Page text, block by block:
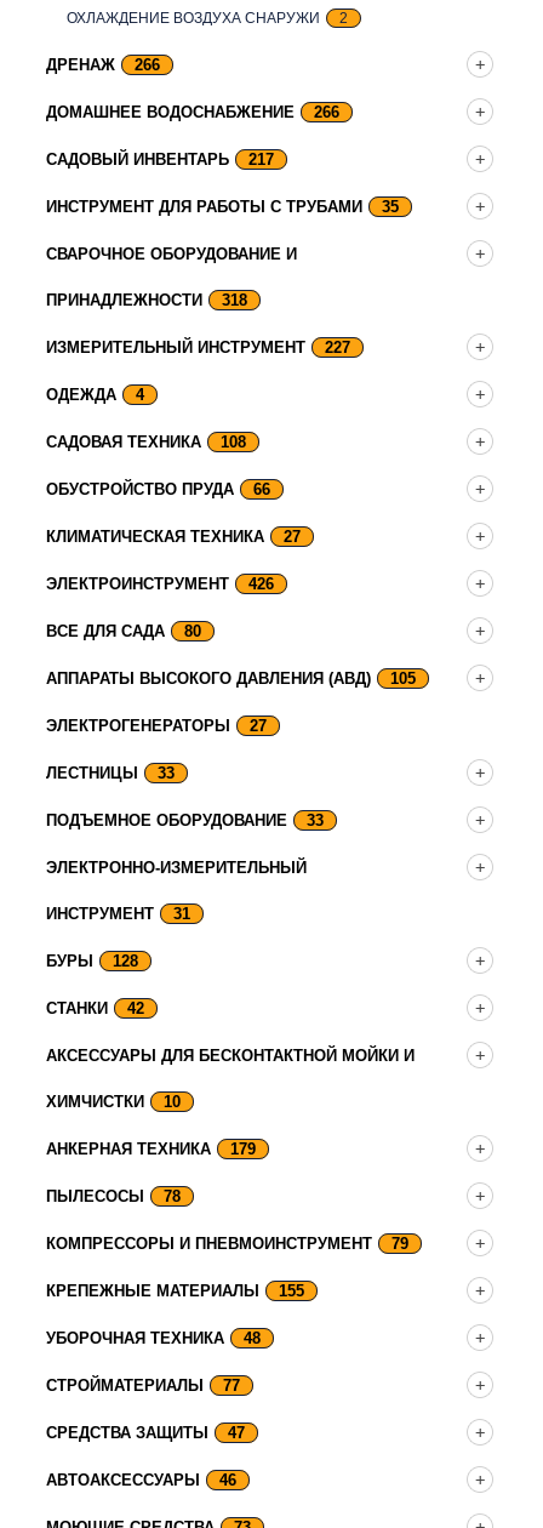
ОХЛАЖДЕНИЕ ВОЗДУХА СНАРУЖИ 2
ДРЕНАЖ 266
ДОМАШНЕЕ ВОДОСНАБЖЕНИЕ 266
САДОВЫЙ ИНВЕНТАРЬ 217
ИНСТРУМЕНТ ДЛЯ РАБОТЫ С ТРУБАМИ 35
СВАРОЧНОЕ ОБОРУДОВАНИЕ И
ПРИНАДЛЕЖНОСТИ 318
ИЗМЕРИТЕЛЬНЫЙ ИНСТРУМЕНТ 227
ОДЕЖДА 4
САДОВАЯ ТЕХНИКА 108
ОБУСТРОЙСТВО ПРУДА 66
КЛИМАТИЧЕСКАЯ ТЕХНИКА 27
ЭЛЕКТРОИНСТРУМЕНТ 426
ВСЕ ДЛЯ САДА 80
АППАРАТЫ ВЫСОКОГО ДАВЛЕНИЯ (АВД) 105
ЭЛЕКТРОГЕНЕРАТОРЫ 27
ЛЕСТНИЦЫ 33
ПОДЪЕМНОЕ ОБОРУДОВАНИЕ 33
ЭЛЕКТРОННО-ИЗМЕРИТЕЛЬНЫЙ
ИНСТРУМЕНТ 31
БУРЫ 128
СТАНКИ 42
АКСЕССУАРЫ ДЛЯ БЕСКОНТАКТНОЙ МОЙКИ И
ХИМЧИСТКИ 10
АНКЕРНАЯ ТЕХНИКА 179
ПЫЛЕСОСЫ 78
КОМПРЕССОРЫ И ПНЕВМОИНСТРУМЕНТ 79
КРЕПЕЖНЫЕ МАТЕРИАЛЫ 155
УБОРОЧНАЯ ТЕХНИКА 48
СТРОЙМАТЕРИАЛЫ 77
СРЕДСТВА ЗАЩИТЫ 47
АВТОАКСЕССУАРЫ 46